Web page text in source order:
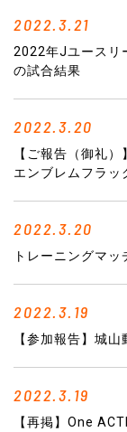
2022.3.21
2022年Jユースリ
の試合結果
2022.3.20
【ご報告（御礼
エンブレムフラッ
2022.3.20
トレーニングマ
2022.3.19
【参加報告】城
2022.3.19
【再掲】One